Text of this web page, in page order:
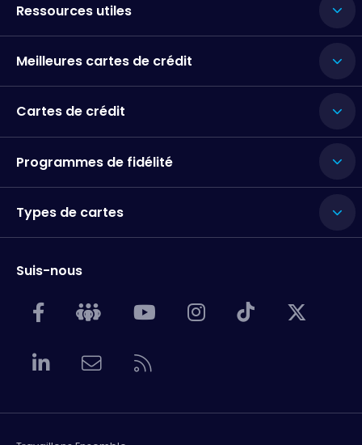
Ressources utiles
Meilleures cartes de crédit
Cartes de crédit
Programmes de fidélité
Types de cartes
Suis-nous